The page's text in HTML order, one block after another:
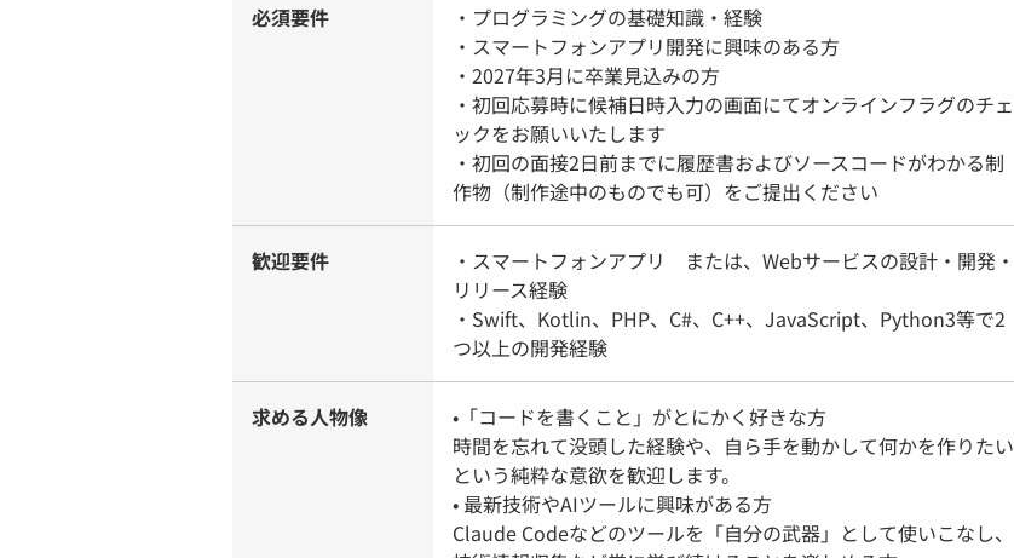
必須要件
・プログラミングの基礎知識・経験
・スマートフォンアプリ開発に興味のある方
・2027年3月に卒業見込みの方
・初回応募時に候補日時入力の画面にてオンラインフラグのチェ
ックをお願いいたします
・初回の面接2日前までに履歴書およびソースコードがわかる制
作物（制作途中のものでも可）をご提出ください
歓迎要件
・スマートフォンアプリ または、Webサービスの設計・開発・
リリース経験
・Swift、Kotlin、PHP、C#、C++、JavaScript、Python3等で2
つ以上の開発経験
求める人物像
•「コードを書くこと」がとにかく好きな方
時間を忘れて没頭した経験や、自ら手を動かして何かを作りたい
という純粋な意欲を歓迎します。
• 最新技術やAIツールに興味がある方
Claude Codeなどのツールを「自分の武器」として使いこなし、